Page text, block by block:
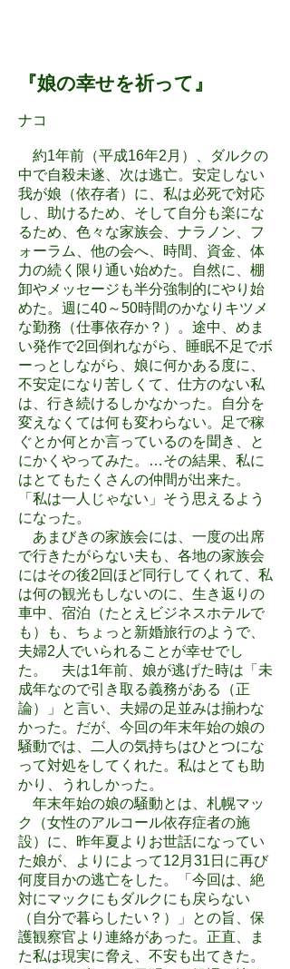
『娘の幸せを祈って』
ナコ
約1年前（平成16年2月）、ダルクの
中で自殺未遂、次は逃亡。安定しない
我が娘（依存者）に、私は必死で対応
し、助けるため、そして自分も楽にな
るため、色々な家族会、ナラノン、フ
ォーラム、他の会へ、時間、資金、体
力の続く限り通い始めた。自然に、棚
卸やメッセージも半分強制的にやり始
めた。週に40～50時間のかなりキツメ
な勤務（仕事依存か？）。途中、めま
い発作で2回倒れながら、睡眠不足でボ
ーっとしながら、娘に何かある度に、
不安定になり苦しくて、仕方のない私
は、行き続けるしかなかった。自分を
変えなくては何も変わらない。足で稼
ぐとか何とか言っているのを聞き、と
にかくやってみた。…その結果、私に
はとてもたくさんの仲間が出来た。
「私は一人じゃない」そう思えるよう
になった。
あまびきの家族会には、一度の出席
で行きたがらない夫も、各地の家族会
にはその後2回ほど同行してくれて、私
は何の観光もしないのに、生き返りの
車中、宿泊（たとえビジネスホテルで
も）も、ちょっと新婚旅行のようで、
夫婦2人でいられることが幸せでし
た。 夫は1年前、娘が逃げた時は「未
成年なので引き取る義務がある（正
論）」と言い、夫婦の足並みは揃わな
かった。だが、今回の年末年始の娘の
騒動では、二人の気持ちはひとつにな
って対処をしてくれた。私はとても助
かり、うれしかった。
年末年始の娘の騒動とは、札幌マッ
ク（女性のアルコール依存症者の施
設）に、昨年夏よりお世話になってい
た娘が、よりによって12月31日に再び
何度目かの逃亡をした。「今回は、絶
対にマックにもダルクにも戻らない
（自分で暮らしたい？）」との旨、保
護観察官より連絡があった。正直、ま
た私は現実に脅え、不安も出てきた。